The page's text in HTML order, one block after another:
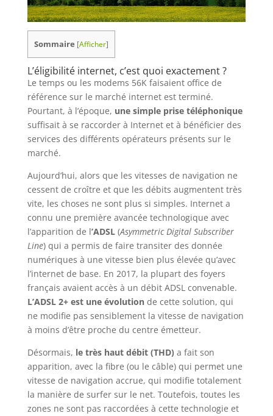
Sommaire [Afficher]
L’éligibilité internet, c’est quoi exactement ?
Le temps ou les modems 56K faisaient office de
référence sur le marché internet est terminé.
Pourtant, à l’époque, une simple prise téléphonique
suffisait à se raccorder à Internet et à bénéficier des
services des différents opérateurs présents sur le
marché.
Aujourd’hui, alors que les vitesses de navigation ne
cessent de croître et que les débits augmentent très
vite, les choses ne sont plus si simples. Internet a
connu une première avancée technologique avec
l’apparition de l’ADSL (Asymmetric Digital Subscriber
Line) qui a permis de faire transiter des donnée
numériques à une vitesse bien plus élevée qu’avec
l’internet de base. En 2017, la plupart des foyers
français avaient accès à un débit ADSL convenable.
L’ADSL 2+ est une évolutionde cette solution, qui
ne modifie pas sensiblement la vitesse de navigation
à moins d’être proche du centre émetteur.
Désormais, le très haut débit (THD) a fait son
apparition, avec la fibre (ou le câble) qui permet une
vitesse de navigation accrue, qui modifie totalement
la manière de surfer sur le net. Toutefois, toutes les
zones ne sont pas raccordées à cette technologie et